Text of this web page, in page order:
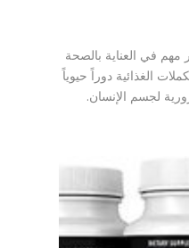
مهم في العناية بالصحة
الغذائية دوراً حيوياً
لجسم الإنسان.